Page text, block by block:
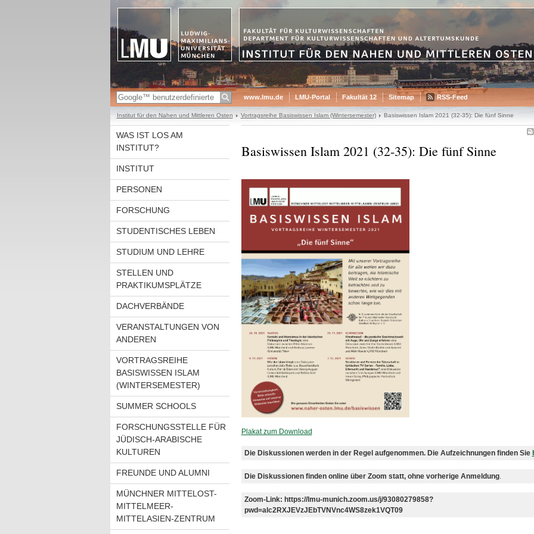
www.lmu.de LMU-Portal Fakultät 12 Sitemap RSS-Feed
Institut für den Nahen und Mittleren Osten Vortragsreihe Basiswissen Islam (Wintersemester) Basiswissen Islam 2021 (32-35): Die fünf Sinne
WAS IST LOS AM
INSTITUT?
INSTITUT
PERSONEN
FORSCHUNG
STUDENTISCHES LEBEN
STUDIUM UND LEHRE
STELLEN UND
PRAKTIKUMSPLÄTZE
DACHVERBÄNDE
VERANSTALTUNGEN VON
ANDEREN
VORTRAGSREIHE
BASISWISSEN ISLAM
(WINTERSEMESTER)
SUMMER SCHOOLS
FORSCHUNGSSTELLE FÜR
JÜDISCH-ARABISCHE
KULTUREN
FREUNDE UND ALUMNI
MÜNCHNER MITTELOST-
MITTELMEER-
MITTELASIEN-ZENTRUM
Basiswissen Islam 2021 (32-35): Die fünf Sinne
Plakat zum Download
Die Diskussionen werden in der Regel aufgenommen. Die Aufzeichnungen finden Sie
Die Diskussionen finden online über Zoom statt, ohne vorherige Anmeldung.
Zoom-Link: https://lmu-munich.zoom.us/j/93080279858?
pwd=alc2RXJEVzJEbTVNVnc4WS8zek1VQT09